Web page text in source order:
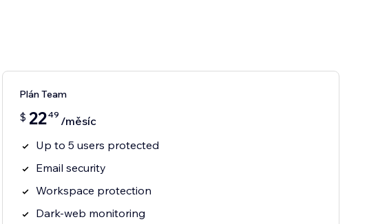
Plán Team
$ 2249 /měsíc
Up to 5 users protected
Email security
Workspace protection
Dark-web monitoring